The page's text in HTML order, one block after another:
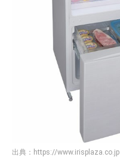
出典： https://www.irisplaza.co.jp